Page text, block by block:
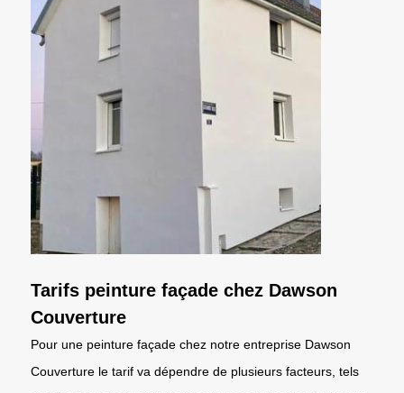
Tarifs peinture façade chez Dawson
Couverture
Pour une peinture façade chez notre entreprise Dawson
Couverture le tarif va dépendre de plusieurs facteurs, tels